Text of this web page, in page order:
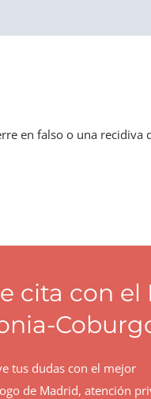
en falso o una recidiva
cita con el
tus dudas con el mejor
de Madrid, atención